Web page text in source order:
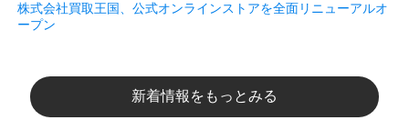
株式会社買取王国、公式オンラインストアを全面リニューアルオ
ープン
新着情報をもっとみる